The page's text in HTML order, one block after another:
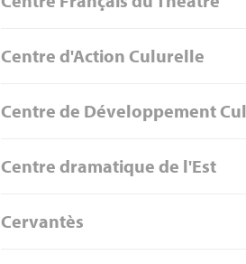
Centre d'Action Culurelle
Centre de Développement
Centre dramatique de l'Est
Cervantès